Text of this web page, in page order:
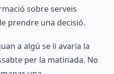
sobre serveis
prendre una decisió.
a algú se li avaria la
per la matinada. No